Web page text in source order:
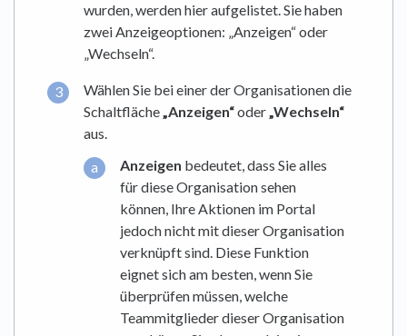
wurden, werden hier aufgelistet. Sie haben
zwei Anzeigeoptionen: „Anzeigen“ oder
„Wechseln“.
Wählen Sie bei einer der Organisationen die
Schaltfläche„Anzeigen“oder„Wechseln“
aus.
Anzeigen bedeutet, dass Sie alles
für diese Organisation sehen
können, Ihre Aktionen im Portal
jedoch nicht mit dieser Organisation
verknüpft sind. Diese Funktion
eignet sich am besten, wenn Sie
überprüfen müssen, welche
Teammitglieder dieser Organisation